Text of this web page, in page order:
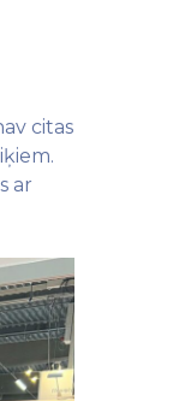
citas
ar